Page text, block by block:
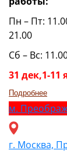
Пн – Пт:
21.00
Сб – Вс:
31 дек,1-11
Подробнее
м.
г. Москва,